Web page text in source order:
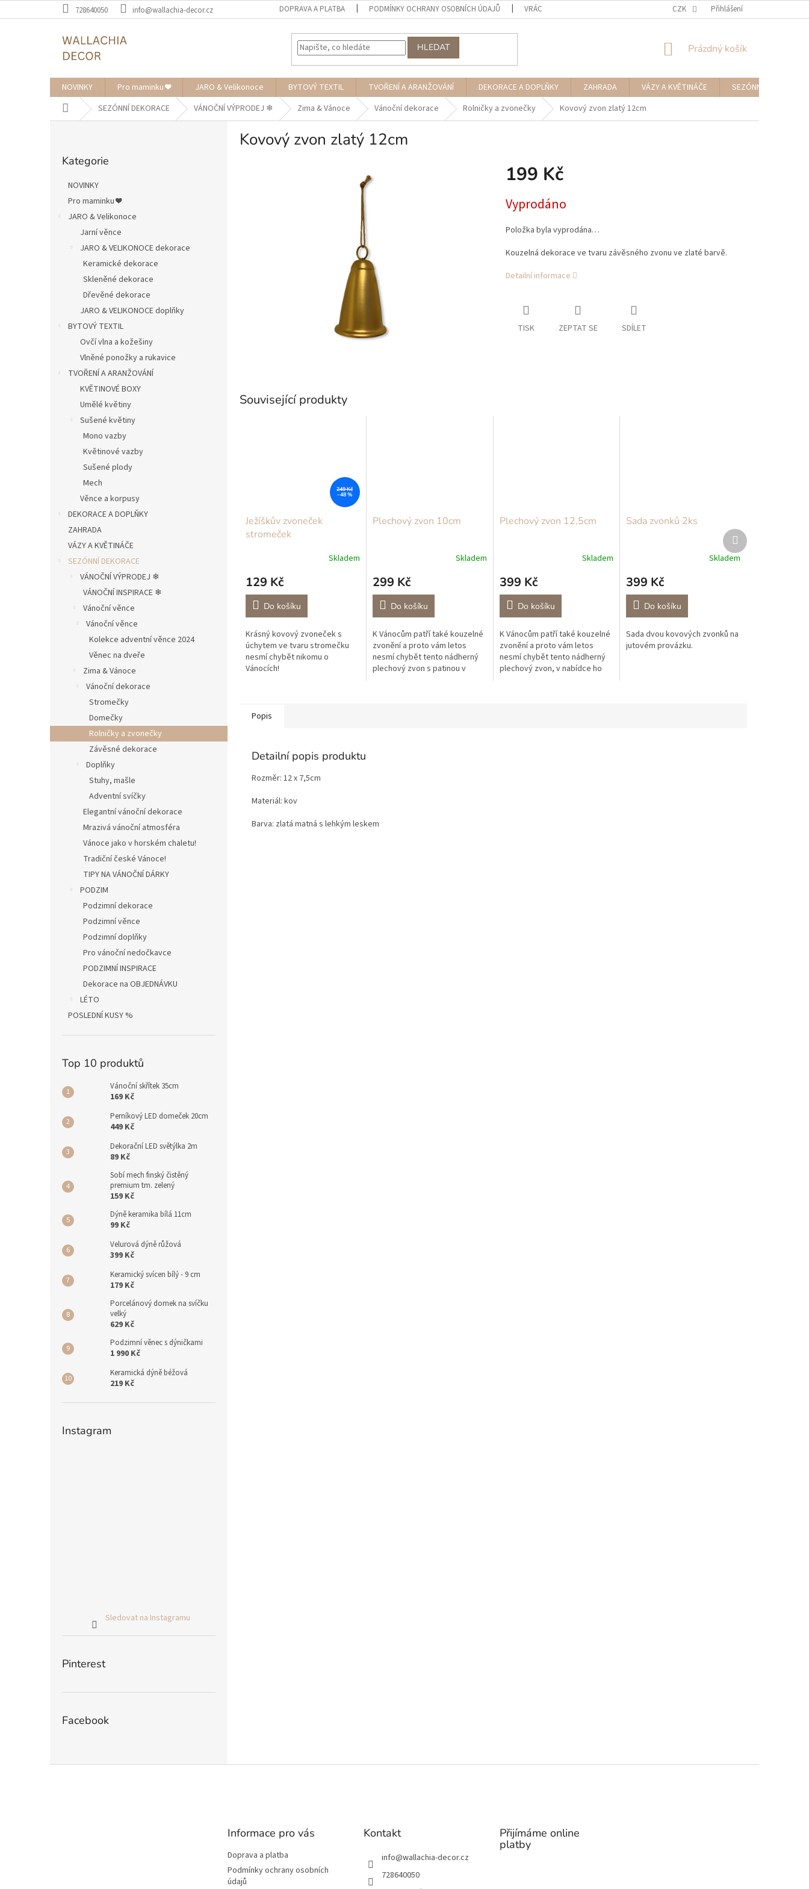
na
728640050 info@wallachia-decor.cz DOPRAVA A PLATBA PODMÍNKY OCHRANY OSOBNÍCH ÚDAJŮ VRÁCENÍ ZBOŽÍ A REKLAMACE NAPIŠTE NÁM
CZK Přihlášení
HLEDAT
NÁKUPNÍ
Prázdný košík
NOVINKY Pro maminku ❤️ JARO & Velikonoce BYTOVÝ TEXTIL TVOŘENÍ A ARANŽOVÁNÍ DEKORACE A DOPLŇKY ZAHRADA VÁZY A KVĚTINÁČE
SEZÓNNÍ DEKORACE
Domů SEZÓNNÍ DEKORACE VÁNOČNÍ VÝPRODEJ ❄︎︎ Zima & Vánoce Vánoční dekorace Rolničky a zvonečky Kovový zvon zlatý 12cm
kategorie
Kategorie
NOVINKY
Pro maminku ❤️
JARO & Velikonoce
Jarní věnce
JARO & VELIKONOCE dekorace
Keramické dekorace
Skleněné dekorace
Dřevěné dekorace
JARO & VELIKONOCE doplňky
BYTOVÝ TEXTIL
Ovčí vlna a kožešiny
Vlněné ponožky a rukavice
TVOŘENÍ A ARANŽOVÁNÍ
KVĚTINOVÉ BOXY
Umělé květiny
Sušené květiny
Mono vazby
Květinové vazby
Sušené plody
Mech
Věnce a korpusy
DEKORACE A DOPLŇKY
ZAHRADA
VÁZY A KVĚTINÁČE
SEZÓNNÍ DEKORACE
VÁNOČNÍ VÝPRODEJ ❄︎︎
VÁNOČNÍ INSPIRACE ❄︎︎
Vánoční věnce
Vánoční věnce
Kolekce adventní věnce 2024
Věnec na dveře
Zima & Vánoce
Vánoční dekorace
Stromečky
Domečky
Rolničky a zvonečky
Závěsné dekorace
Doplňky
Stuhy, mašle
Adventní svíčky
Elegantní vánoční dekorace
Mrazivá vánoční atmosféra
Vánoce jako v horském chaletu!
Tradiční české Vánoce!
TIPY NA VÁNOČNÍ DÁRKY
PODZIM
Podzimní dekorace
Podzimní věnce
Podzimní doplňky
Pro vánoční nedočkavce
PODZIMNÍ INSPIRACE
Dekorace na OBJEDNÁVKU
LÉTO
POSLEDNÍ KUSY %
Top 10 produktů
Vánoční skřítek 35cm
169 Kč
Perníkový LED domeček 20cm
449 Kč
Dekorační LED světýlka 2m
89 Kč
Sobí mech finský čistěný
premium tm. zelený
159 Kč
Dýně keramika bílá 11cm
99 Kč
Velurová dýně růžová
399 Kč
Keramický svícen bílý - 9 cm
179 Kč
Porcelánový domek na svíčku
velký
629 Kč
Podzimní věnec s dýničkami
1 990 Kč
Keramická dýně béžová
219 Kč
Instagram
Sledovat na Instagramu
Pinterest
Facebook
Kovový zvon zlatý 12cm
199 Kč
cena:
Vyprodáno
Položka byla vyprodána…
Kouzelná dekorace ve tvaru závěsného zvonu ve zlaté barvě.
Detailní informace
TISK ZEPTAT SE SDÍLET
Související produkty
249 Kč
–48 %
Ježíškův zvoneček
stromeček
Skladem
129 Kč
Do košíku
Krásný kovový zvoneček s
úchytem ve tvaru stromečku
nesmí chybět nikomu o
Vánocích!
Plechový zvon 10cm
Skladem
299 Kč
Do košíku
K Vánocům patří také kouzelné
zvonění a proto vám letos
nesmí chybět tento nádherný
plechový zvon s patinou v
Plechový zvon 12,5cm
Skladem
399 Kč
Do košíku
K Vánocům patří také kouzelné
zvonění a proto vám letos
nesmí chybět tento nádherný
plechový zvon, v nabídce ho
Sada zvonků 2ks
Skladem
399 Kč
Do košíku
Sada dvou kovových zvonků na
jutovém provázku.
Další
produkt
Popis
Detailní popis produktu
Rozměr: 12 x 7,5cm
Materiál: kov
Barva: zlatá matná s lehkým leskem
Informace pro vás
Doprava a platba
Podmínky ochrany osobních
údajů
Kontakt
info@wallachia-decor.cz
728640050
Přijímáme online
platby